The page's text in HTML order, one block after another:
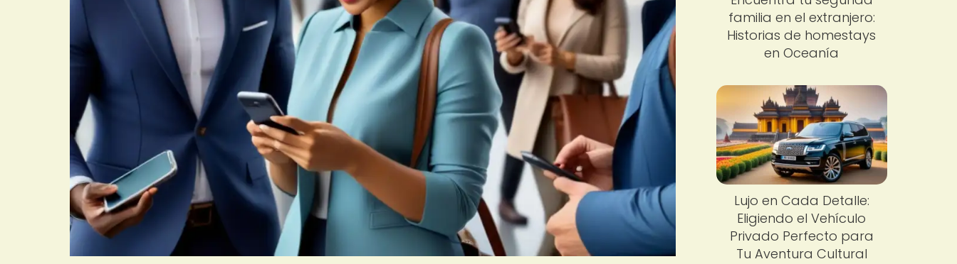
familia en el extranjero:
Historias de homestays
en Oceanía
Lujo en Cada Detalle:
Eligiendo el Vehículo
Privado Perfecto para
Tu Aventura Cultural